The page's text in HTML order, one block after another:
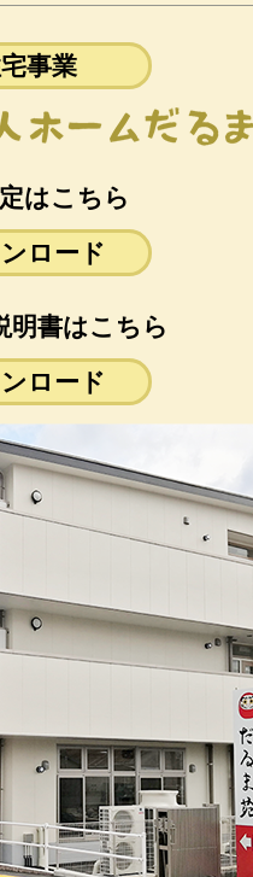
事業
はこちら
ロード
明書はこちら
ロード